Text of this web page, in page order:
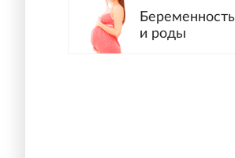
Беременность
и роды